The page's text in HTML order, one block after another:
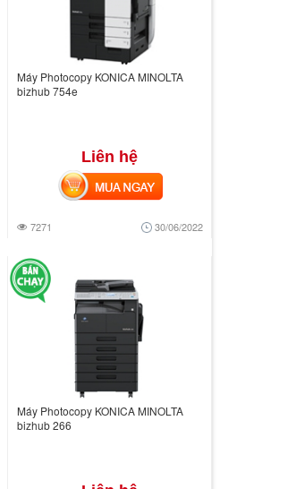
Máy Photocopy KONICA MINOLTA
bizhub 754e
Liên hệ
7271 30/06/2022
MUA NGAY
Máy Photocopy KONICA MINOLTA
bizhub 266